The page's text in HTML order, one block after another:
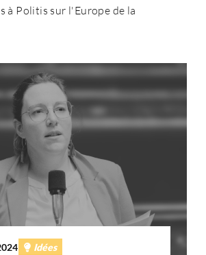
à Politis sur l'Europe de la
Idées